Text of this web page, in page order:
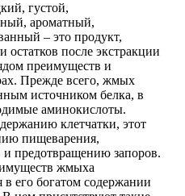
густой,
ароматный,
– это продукт,
после экстракции
преимуществ и
Прежде всего, жмых
источником белка, в
аминокислоты.
клетчатки, этот
пищеварения,
предотвращению запоров.
жмыха
в его богатом содержании